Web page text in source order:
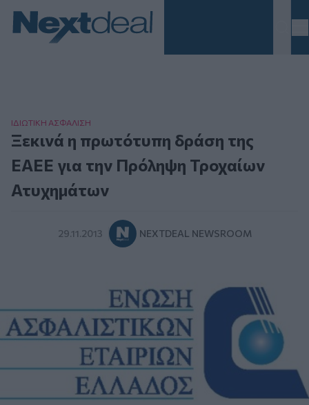
ΙΔΙΩΤΙΚΗ ΑΣΦAΛΙΣΗ
Ξεκινά η πρωτότυπη δράση της
ΕΑΕΕ για την Πρόληψη Τροχαίων
Ατυχημάτων
29.11.2013 NEXTDEAL NEWSROOM